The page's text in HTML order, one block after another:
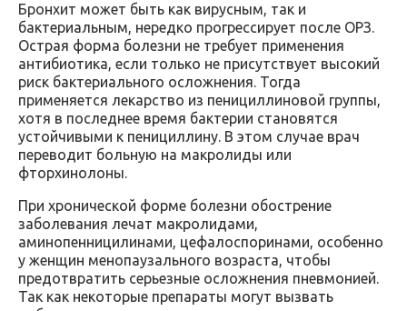
Бронхит может быть как вирусным, так и
бактериальным, нередко прогрессирует после ОРЗ.
Острая форма болезни не требует применения
антибиотика, если только не присутствует высокий
риск бактериального осложнения. Тогда
применяется лекарство из пенициллиновой группы,
хотя в последнее время бактерии становятся
устойчивыми к пенициллину. В этом случае врач
переводит больную на макролиды или
фторхинолоны.
При хронической форме болезни обострение
заболевания лечат макролидами,
аминопенницилинами, цефалоспоринами, особенно
у женщин менопаузального возраста, чтобы
предотвратить серьезные осложнения пневмонией.
Так как некоторые препараты могут вызвать